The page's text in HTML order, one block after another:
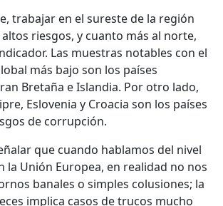
trabajar en el sureste de la región
riesgos, y cuanto más al norte,
Las muestras notables con el
más bajo son los países
Bretaña e Islandia. Por otro lado,
Eslovenia y Croacia son los países
de corrupción.
que cuando hablamos del nivel
la Unión Europea, en realidad no nos
banales o simples colusiones; la
implica casos de trucos mucho